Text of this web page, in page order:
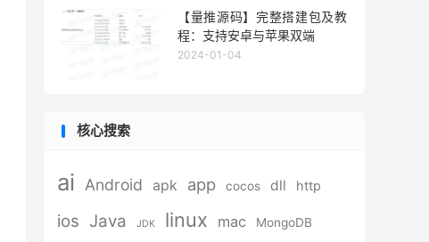
【量推源码】完整搭建包及教
程：支持安卓与苹果双端
2024-01-04
核心搜索
ai Android apk app cocos dll http
ios Java JDK linux mac MongoDB